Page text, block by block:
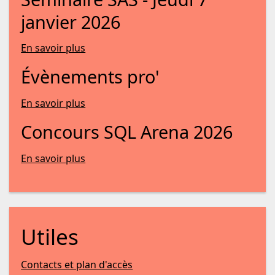
janvier 2026
En savoir plus
Évènements pro'
En savoir plus
Concours SQL Arena 2026
En savoir plus
Utiles
Contacts et plan d'accès